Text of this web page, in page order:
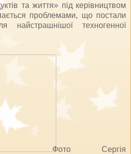
та життя» під керівництвом
проблемами, що постали
найстрашнішої техногенної
Фото Сергія